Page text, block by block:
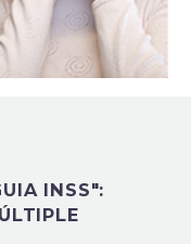
INSS":